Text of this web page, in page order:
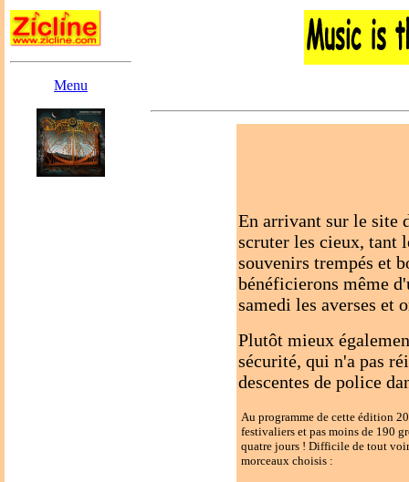
Menu
En arrivant sur le site
scruter les cieux, tant
souvenirs trempés et
bénéficierons même
samedi les averses et
Plutôt mieux
sécurité, qui n'a pas
descentes de police
Au programme de cette édition
festivaliers et pas moins de 190
quatre jours ! Difficile de tout
morceaux choisis :